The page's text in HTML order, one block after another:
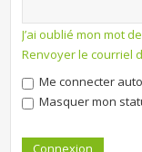
J’ai oublié mon mot
Renvoyer le courriel
Me connecter
Masquer mon